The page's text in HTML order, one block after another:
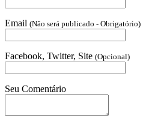
Email (Não será publicado - Obrigatório)
Facebook, Twitter, Site (Opcional)
Seu Comentário